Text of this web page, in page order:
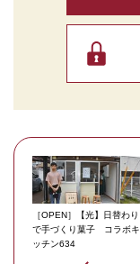
［OPEN］【光】日替わり
で手づくり菓子 コラボキ
ッチン634